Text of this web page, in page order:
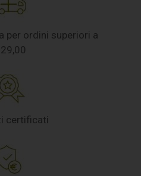
per ordini superiori a
certificati